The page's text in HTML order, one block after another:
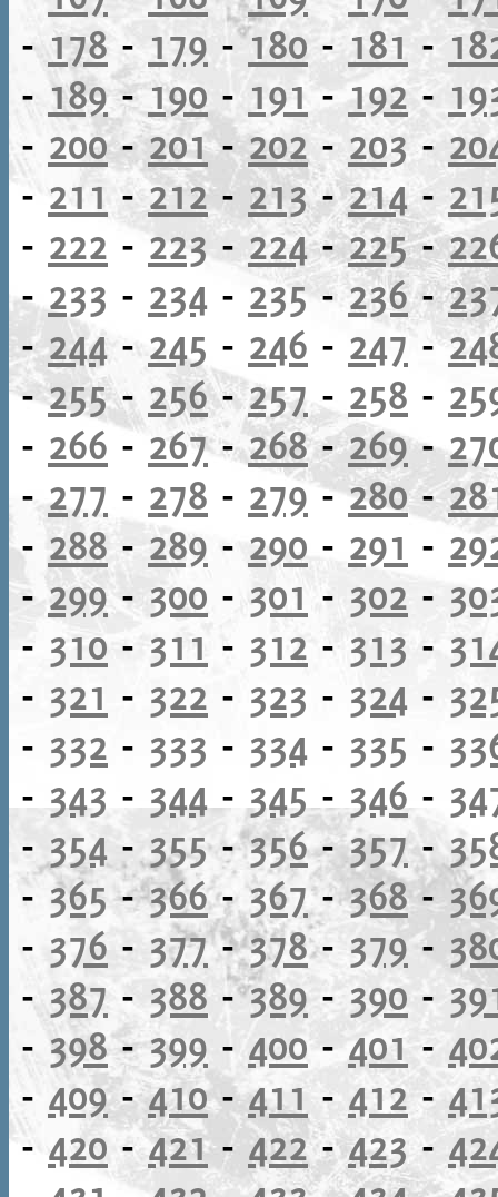
-178 -179 -180 - 181 -
- 189-190 - 191-192 -
- 200-201-202 - 203-
- 211 -212- 213-214-
- 222 -223 -224-225-
- 233 - 234 - 235-236-
-244-245 - 246 - 247-
-255- 256-257- 258 -
- 266 - 267-268-269-
-277 - 278 - 279-280-
- 288 -289 - 290 - 291 -
-299-300 - 301 - 302 -
- 310 - 311 - 312 - 313 -
- 321 - 322 - 323 - 324 -
- 332 - 333 - 334 - 335 -
- 343 -344-345-346-
- 354 - 355-356-357-
- 365-366-367-368-
- 376 - 377-378- 379-
- 387 - 388 -389- 390 -
- 398-399 - 400-401 -
- 409-410-411 - 412 -
- 420 -421-422-423-